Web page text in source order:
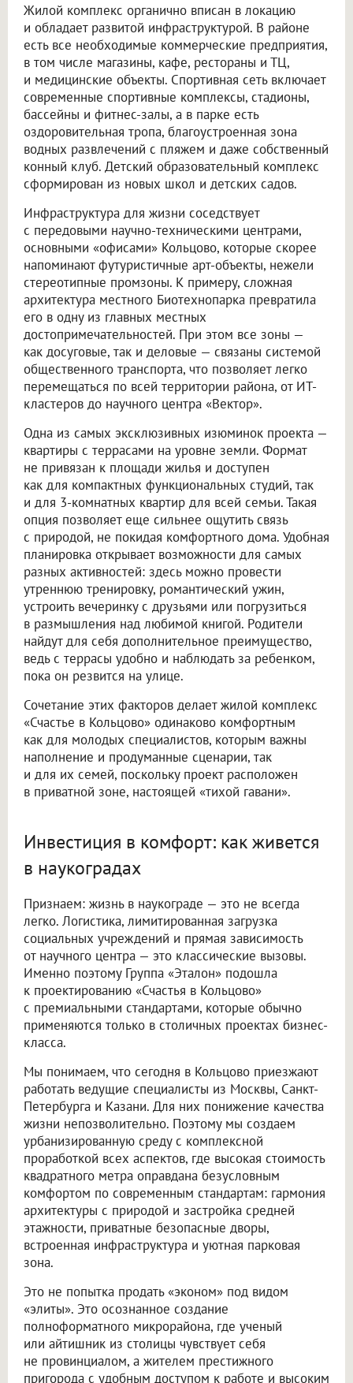
Жилой комплекс органично вписан в локацию
и обладает развитой инфраструктурой. В районе
есть все необходимые коммерческие предприятия,
в том числе магазины, кафе, рестораны и ТЦ,
и медицинские объекты. Спортивная сеть включает
современные спортивные комплексы, стадионы,
бассейны и фитнес-залы, а в парке есть
оздоровительная тропа, благоустроенная зона
водных развлечений с пляжем и даже собственный
конный клуб. Детский образовательный комплекс
сформирован из новых школ и детских садов.
Инфраструктура для жизни соседствует
с передовыми научно-техническими центрами,
основными «офисами» Кольцово, которые скорее
напоминают футуристичные арт-объекты, нежели
стереотипные промзоны. К примеру, сложная
архитектура местного Биотехнопарка превратила
его в одну из главных местных
достопримечательностей. При этом все зоны —
как досуговые, так и деловые — связаны системой
общественного транспорта, что позволяет легко
перемещаться по всей территории района, от ИТ-
кластеров до научного центра «Вектор».
Одна из самых эксклюзивных изюминок проекта —
квартиры с террасами на уровне земли. Формат
не привязан к площади жилья и доступен
как для компактных функциональных студий, так
и для 3-комнатных квартир для всей семьи. Такая
опция позволяет еще сильнее ощутить связь
с природой, не покидая комфортного дома. Удобная
планировка открывает возможности для самых
разных активностей: здесь можно провести
утреннюю тренировку, романтический ужин,
устроить вечеринку с друзьями или погрузиться
в размышления над любимой книгой. Родители
найдут для себя дополнительное преимущество,
ведь с террасы удобно и наблюдать за ребенком,
пока он резвится на улице.
Сочетание этих факторов делает жилой комплекс
«Счастье в Кольцово» одинаково комфортным
как для молодых специалистов, которым важны
наполнение и продуманные сценарии, так
и для их семей, поскольку проект расположен
в приватной зоне, настоящей «тихой гавани».
Инвестиция в комфорт: как живется
в наукоградах
Признаем: жизнь в наукограде — это не всегда
легко. Логистика, лимитированная загрузка
социальных учреждений и прямая зависимость
от научного центра — это классические вызовы.
Именно поэтому Группа «Эталон» подошла
к проектированию «Счастья в Кольцово»
с премиальными стандартами, которые обычно
применяются только в столичных проектах бизнес-
класса.
Мы понимаем, что сегодня в Кольцово приезжают
работать ведущие специалисты из Москвы, Санкт-
Петербурга и Казани. Для них понижение качества
жизни непозволительно. Поэтому мы создаем
урбанизированную среду с комплексной
проработкой всех аспектов, где высокая стоимость
квадратного метра оправдана безусловным
комфортом по современным стандартам: гармония
архитектуры с природой и застройка средней
этажности, приватные безопасные дворы,
встроенная инфраструктура и уютная парковая
зона.
Это не попытка продать «эконом» под видом
«элиты». Это осознанное создание
полноформатного микрорайона, где ученый
или айтишник из столицы чувствует себя
не провинциалом, а жителем престижного
пригорода с удобным доступом к работе и высоким